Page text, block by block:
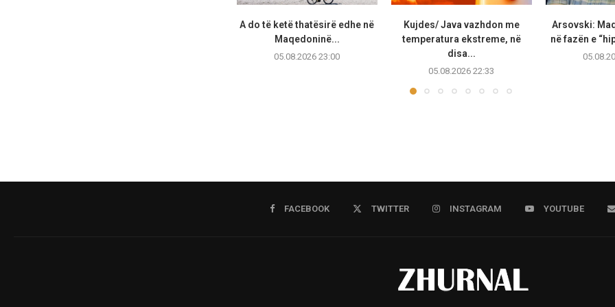
A do të ketë thatësirë edhe në
Maqedoninë...
05.08.2026 23:00
Kujdes/ Java vazhdon me
temperatura ekstreme, në
disa...
05.08.2026 22:33
Arsovski:
në fazën e
FACEBOOK TWITTER INSTAGRAM YOUTUBE